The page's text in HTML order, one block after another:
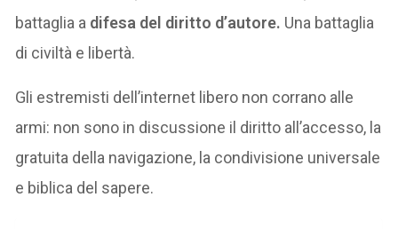
battaglia a difesa del diritto d’autore. Una battaglia
di civiltà e libertà.
Gli estremisti dell’internet libero non corrano alle
armi: non sono in discussione il diritto all’accesso, la
gratuita della navigazione, la condivisione universale
e biblica del sapere.